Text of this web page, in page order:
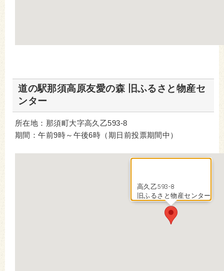
道の駅那須高原友愛の森 旧ふるさと物産セ
ンター
所在地：那須町大字高久乙593-8
期間：午前9時～午後6時（期日前投票期間中）
高久乙593-8
旧ふるさと物産センター